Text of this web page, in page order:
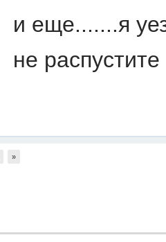
и еще.......я
не
»